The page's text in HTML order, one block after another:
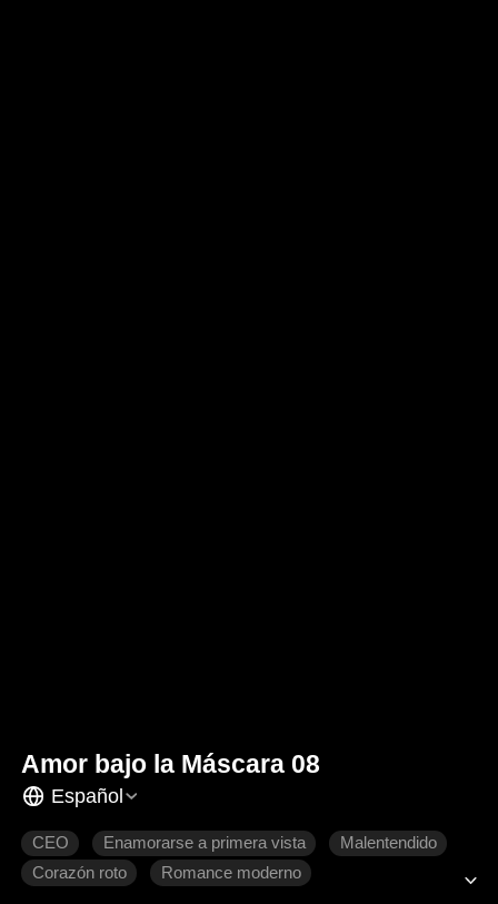
Amor bajo la Máscara 08
Español
CEO Enamorarse a primera vista
Malentendido
Corazón roto
Romance moderno